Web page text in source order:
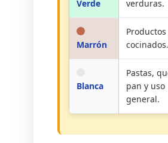
Verde
verduras.
Marrón
Productos
cocinados.
Blanca
Pastas,
pan y uso
general.